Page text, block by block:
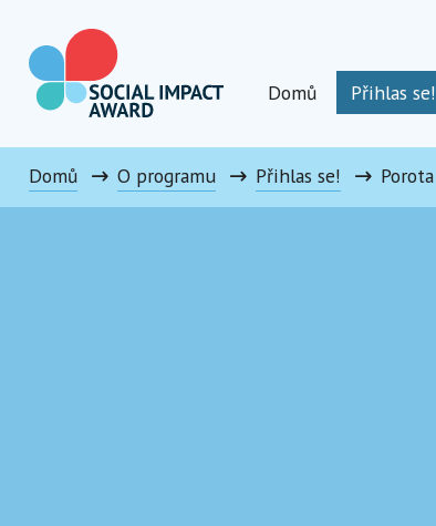
obsah
Domů Přihlas se!
Domů O programu Přihlas se! Porota